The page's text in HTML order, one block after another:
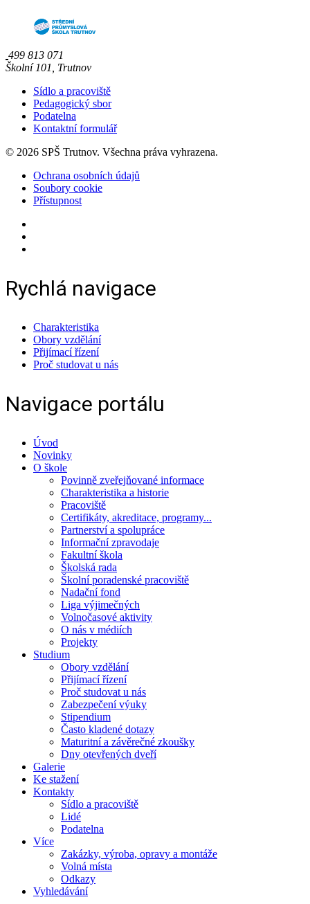
499 813 071
Školní 101, Trutnov
Sídlo a pracoviště
Pedagogický sbor
Podatelna
Kontaktní formulář
© 2026 SPŠ Trutnov. Všechna práva vyhrazena.
Ochrana osobních údajů
Soubory cookie
Přístupnost
Rychlá navigace
Charakteristika
Obory vzdělání
Přijímací řízení
Proč studovat u nás
Navigace portálu
Úvod
Novinky
O škole
Povinně zveřejňované informace
Charakteristika a historie
Pracoviště
Certifikáty, akreditace, programy...
Partnerství a spolupráce
Informační zpravodaje
Fakultní škola
Školská rada
Školní poradenské pracoviště
Nadační fond
Liga výjimečných
Volnočasové aktivity
O nás v médiích
Projekty
Studium
Obory vzdělání
Přijímací řízení
Proč studovat u nás
Zabezpečení výuky
Stipendium
Často kladené dotazy
Maturitní a závěrečné zkoušky
Dny otevřených dveří
Galerie
Ke stažení
Kontakty
Sídlo a pracoviště
Lidé
Podatelna
Více
Zakázky, výroba, opravy a montáže
Volná místa
Odkazy
Vyhledávání